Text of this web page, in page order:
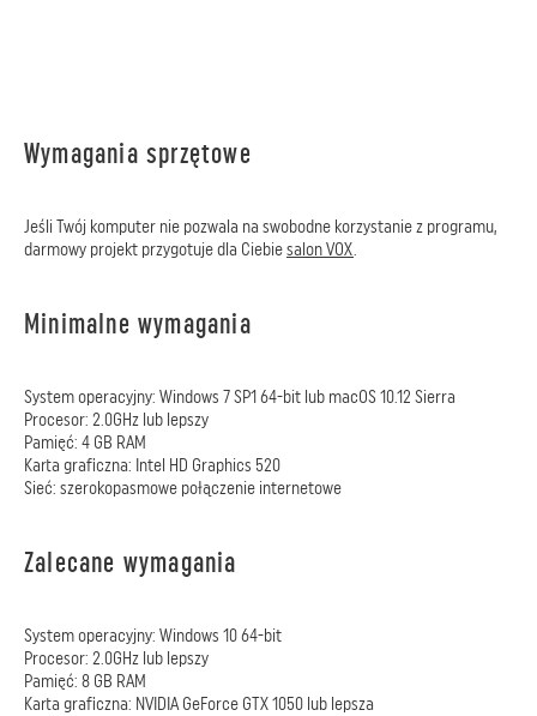
Wymagania sprzętowe
Jeśli Twój komputer nie pozwala na swobodne korzystanie z programu,
darmowy projekt przygotuje dla Ciebiesalon VOX
Minimalne wymagania
System operacyjny: Windows 7 SP1 64-bit lub macOS 10.12 Sierra
Procesor: 2.0GHz lub lepszy
Pamięć: 4 GB RAM
Karta graficzna: Intel HD Graphics 520
Sieć: szerokopasmowe połączenie internetowe
Zalecane wymagania
System operacyjny: Windows 10 64-bit
Procesor: 2.0GHz lub lepszy
Pamięć: 8 GB RAM
Karta graficzna: NVIDIA GeForce GTX 1050 lub lepsza